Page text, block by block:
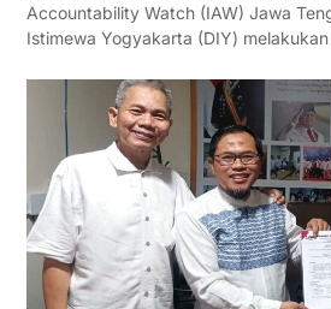
Accountability Watch (IAW) Jawa
Istimewa Yogyakarta (DIY)